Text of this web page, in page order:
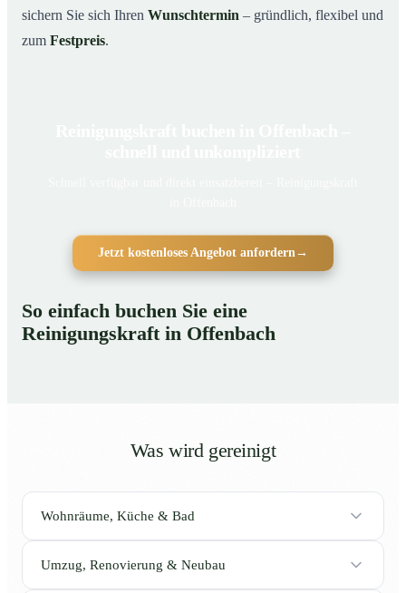
sichern Sie sich Ihren Wunschtermin – gründlich, flexibel und
zum Festpreis.
Jetzt kostenloses Angebot anfordern→
So einfach buchen Sie eine
Reinigungskraft in Offenbach
Was wird gereinigt
Wohnräume, Küche & Bad
Umzug, Renovierung & Neubau